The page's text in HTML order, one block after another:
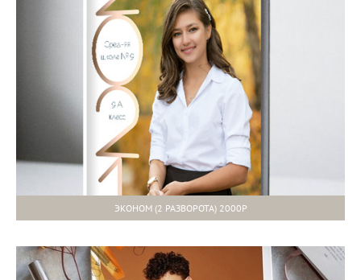
ЭКОНОМ (2 РАЗВОРОТА) 2000Р